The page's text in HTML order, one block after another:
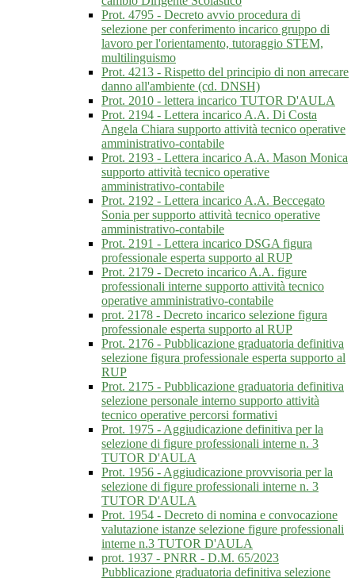
Prot. 4795 - Decreto avvio procedura di
selezione per conferimento incarico gruppo di
lavoro per l'orientamento, tutoraggio STEM,
multilinguismo
Prot. 4213 - Rispetto del principio di non arrecare
danno all'ambiente (cd. DNSH)
Prot. 2010 - lettera incarico TUTOR D'AULA
Prot. 2194 - Lettera incarico A.A. Di Costa
Angela Chiara supporto attività tecnico operative
amministrativo-contabile
Prot. 2193 - Lettera incarico A.A. Mason Monica
supporto attività tecnico operative
amministrativo-contabile
Prot. 2192 - Lettera incarico A.A. Beccegato
Sonia per supporto attività tecnico operative
amministrativo-contabile
Prot. 2191 - Lettera incarico DSGA figura
professionale esperta supporto al RUP
Prot. 2179 - Decreto incarico A.A. figure
professionali interne supporto attività tecnico
operative amministrativo-contabile
prot. 2178 - Decreto incarico selezione figura
professionale esperta supporto al RUP
Prot. 2176 - Pubblicazione graduatoria definitiva
selezione figura professionale esperta supporto al
RUP
Prot. 2175 - Pubblicazione graduatoria definitiva
selezione personale interno supporto attività
tecnico operative percorsi formativi
Prot. 1975 - Aggiudicazione definitiva per la
selezione di figure professionali interne n. 3
TUTOR D'AULA
Prot. 1956 - Aggiudicazione provvisoria per la
selezione di figure professionali interne n. 3
TUTOR D'AULA
Prot. 1954 - Decreto di nomina e convocazione
valutazione istanze selezione figure professionali
interne n.3 TUTOR D'AULA
prot. 1937 - PNRR - D.M. 65/2023
Pubblicazione graduatoria definitiva selezione